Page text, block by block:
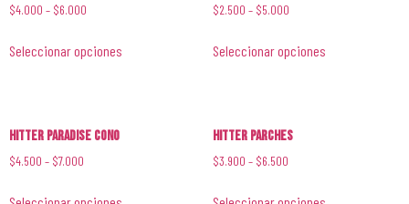
$4.000 – $6.000
Seleccionar opciones
$2.500 – $5.000
Seleccionar opciones
Hitter Paradise Cono
$4.500 – $7.000
Hitter Parches
$3.900 – $6.500